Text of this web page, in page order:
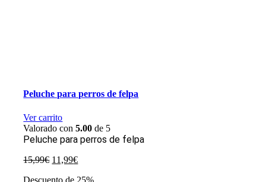
Peluche para perros de felpa
Ver carrito
Valorado con5.00 de 5
Peluche para perros de felpa
15,99€ El
11,99€El
Descuento de 25%